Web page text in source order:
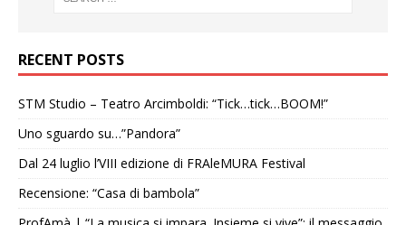
RECENT POSTS
STM Studio – Teatro Arcimboldi: “Tick…tick…BOOM!”
Uno sguardo su…”Pandora”
Dal 24 luglio l’VIII edizione di FRAleMURA Festival
Recensione: “Casa di bambola”